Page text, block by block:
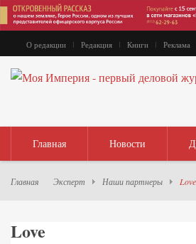
О редакции Редакция Книги Реклама
Главная Новости
Главная Эксперт Наши партнеры Love
Love